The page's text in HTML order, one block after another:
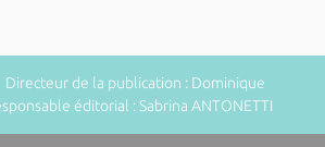
de la publication : Dominique
éditorial : Sabrina ANTONETTI